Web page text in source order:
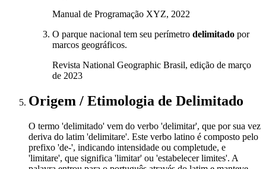
Manual de Programação XYZ, 2022
O parque nacional tem seu perímetro delimitado por
marcos geográficos.
Revista National Geographic Brasil, edição de março
de 2023
Origem / Etimologia de Delimitado
O termo 'delimitado' vem do verbo 'delimitar', que por sua vez
deriva do latim 'delimitare'. Este verbo latino é composto pelo
prefixo 'de-', indicando intensidade ou completude, e
'limitare', que significa 'limitar' ou 'estabelecer limites'. A